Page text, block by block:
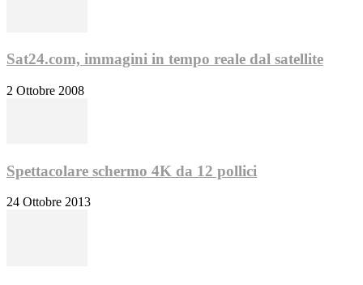
Sat24.com, immagini in tempo reale dal satellite
2 Ottobre 2008
Spettacolare schermo 4K da 12 pollici
24 Ottobre 2013